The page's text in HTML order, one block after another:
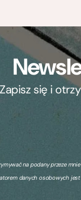
Zapisz się i
na podany przeze
danych osobowych jest